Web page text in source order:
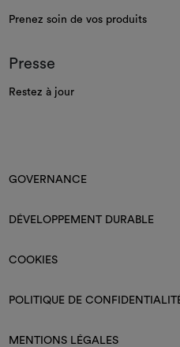
Prenez soin de vos produits
Presse
Restez à jour
GOVERNANCE
DÉVELOPPEMENT DURABLE
COOKIES
POLITIQUE DE
MENTIONS LÉGALES